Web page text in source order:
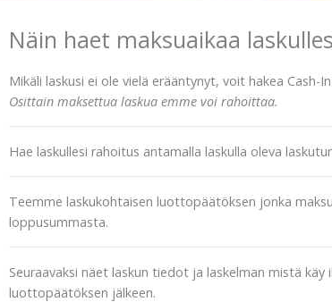
Näin haet maksuaikaa
Mikäli laskusi ei ole vielä erääntynyt, voit hakea Cash-
Osittain maksettua laskua emme voi rahoittaa.
Hae laskullesi rahoitus antamalla laskulla oleva
Teemme laskukohtaisen luottopäätöksen jonka
loppusummasta.
Seuraavaksi näet laskun tiedot ja laskelman mistä
luottopäätöksen jälkeen.